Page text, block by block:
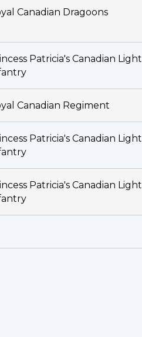
Canadian Dragoons
Patricia's Canadian Light
Canadian Regiment
Patricia's Canadian Light
Patricia's Canadian Light